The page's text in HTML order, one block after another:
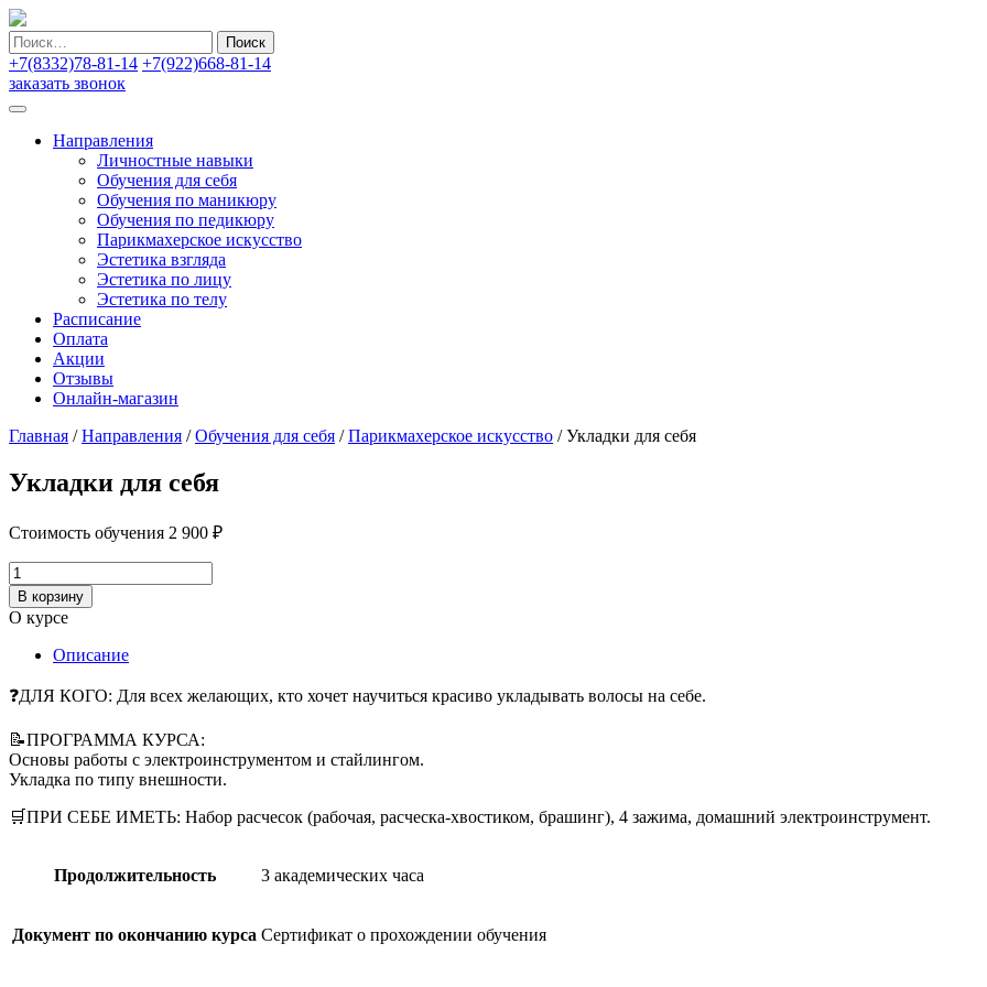
Найти:
+7(8332)78-81-14 +7(922)668-81-14
заказать звонок
Направления
Личностные навыки
Обучения для себя
Обучения по маникюру
Обучения по педикюру
Парикмахерское искусство
Эстетика взгляда
Эстетика по лицу
Эстетика по телу
Расписание
Оплата
Акции
Отзывы
Онлайн-магазин
Главная /Направления /Обучения для себя /Парикмахерское искусство /Укладки для себя
Укладки для себя
Стоимость обучения 2 900 ₽
Количество
товара
Укладки
для
себя
В корзину
О курсе
Описание
❓ДЛЯ КОГО: Для всех желающих, кто хочет научиться красиво укладывать волосы на себе.
📝ПРОГРАММА КУРСА:
Основы работы с электроинструментом и стайлингом.
Укладка по типу внешности.
🛒ПРИ СЕБЕ ИМЕТЬ: Набор расчесок (рабочая, расческа-хвостиком, брашинг), 4 зажима, домашний электроинструмент.
Продолжительность 3 академических часа
Документ по окончанию курса Сертификат о прохождении обучения